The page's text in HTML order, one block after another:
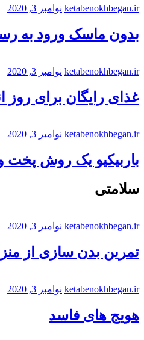
ketabenokhbegan.ir نوامبر 3, 2020
بدون ماسک ورود به
ketabenokhbegan.ir نوامبر 3, 2020
غذای رایگان برای روز
ketabenokhbegan.ir نوامبر 3, 2020
باربیکیو یک روش پخت
سلامتی
ketabenokhbegan.ir نوامبر 3, 2020
تمرین بدن سازی از
ketabenokhbegan.ir نوامبر 3, 2020
هویج های فاسد